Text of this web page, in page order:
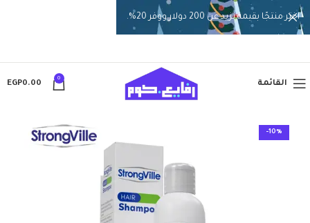
القائمة
0
EGP0.00
-10%
اختر منتجًا بقيمة تزيد عن 200 دولار ووفر 20%.